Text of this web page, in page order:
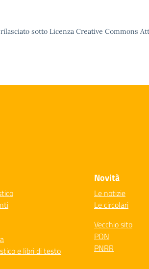
sotto Licenza Creative Commons
e libri di testo
Novità
Le notizie
Le circolari
Vecchio sito
PON
PNRR